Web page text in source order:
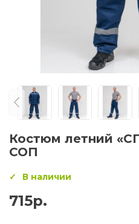
Костюм летний
СОП
В наличии
715р.